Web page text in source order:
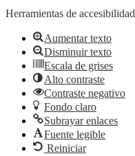
Herramientas de accesibilidad
Aumentar texto
Disminuir texto
Escala de grises
Alto contraste
Contraste negativo
Fondo claro
Subrayar enlaces
Fuente legible
Reiniciar